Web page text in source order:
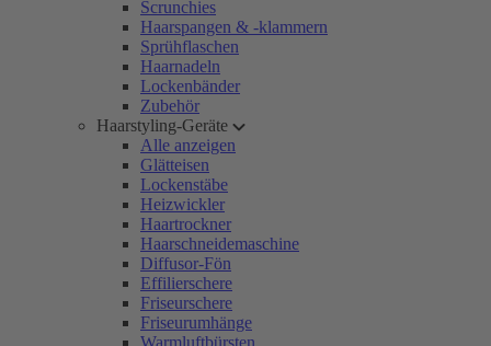
Scrunchies
Haarspangen & -klammern
Sprühflaschen
Haarnadeln
Lockenbänder
Zubehör
Haarstyling-Geräte
Alle anzeigen
Glätteisen
Lockenstäbe
Heizwickler
Haartrockner
Haarschneidemaschine
Diffusor-Fön
Effilierschere
Friseurschere
Friseurumhänge
Warmluftbürsten